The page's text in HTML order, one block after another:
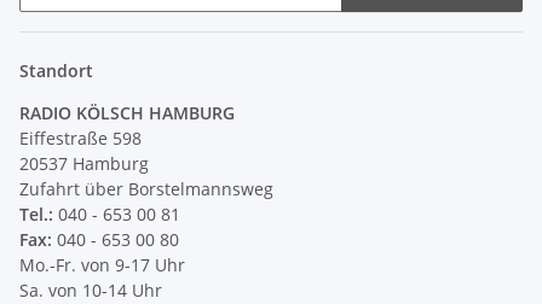
Standort
RADIO KÖLSCH HAMBURG
Eiffestraße 598
20537 Hamburg
Zufahrt über Borstelmannsweg
Tel.: 040 - 653 00 81
Fax: 040 - 653 00 80
Mo.-Fr. von 9-17 Uhr
Sa. von 10-14 Uhr